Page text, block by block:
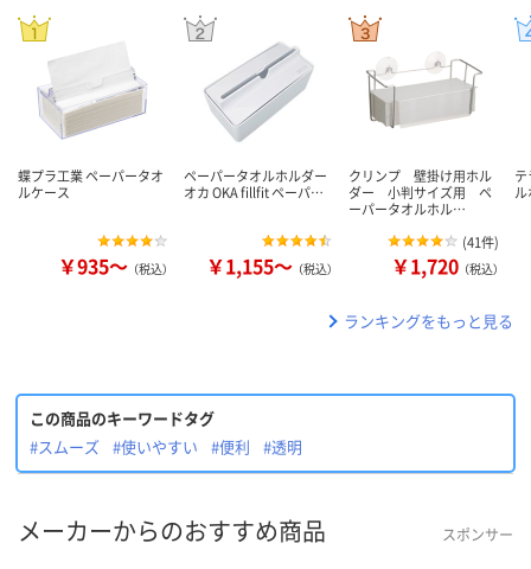
蝶プラ工業 ペーパータオ
ルケース
￥935～ （税込）
ペーパータオルホルダー
オカ OKA fillfit ペーパ…
￥1,155～ （税込）
クリンプ 壁掛け用ホル
ダー 小判サイズ用 ペ
ーパータオルホル…
(41件)
￥1,720 （税込）
ランキングをもっと見る
この商品のキーワードタグ
#スムーズ #使いやすい #便利 #透明
メーカーからのおすすめ商品 スポンサー